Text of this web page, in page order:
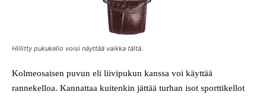
Hillitty pukukello voisi näyttää vaikka tältä.
Kolmeosaisen puvun eli liivipukun kanssa voi käyttää
rannekelloa. Kannattaa kuitenkin jättää turhan isot sporttikellot